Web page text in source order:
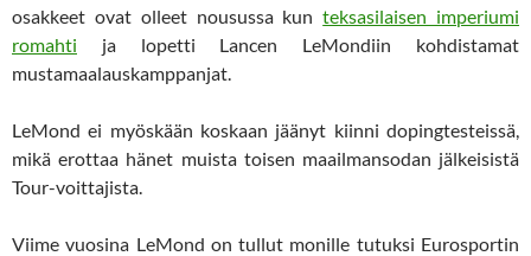
osakkeet ovat olleet nousussa kunteksasilaisen imperiumi
romahti ja lopetti Lancen LeMondiin kohdistamat
mustamaalauskamppanjat.
LeMond ei myöskään koskaan jäänyt kiinni dopingtesteissä,
mikä erottaa hänet muista toisen maailmansodan jälkeisistä
Tour-voittajista.
Viime vuosina LeMond on tullut monille tutuksi Eurosportin